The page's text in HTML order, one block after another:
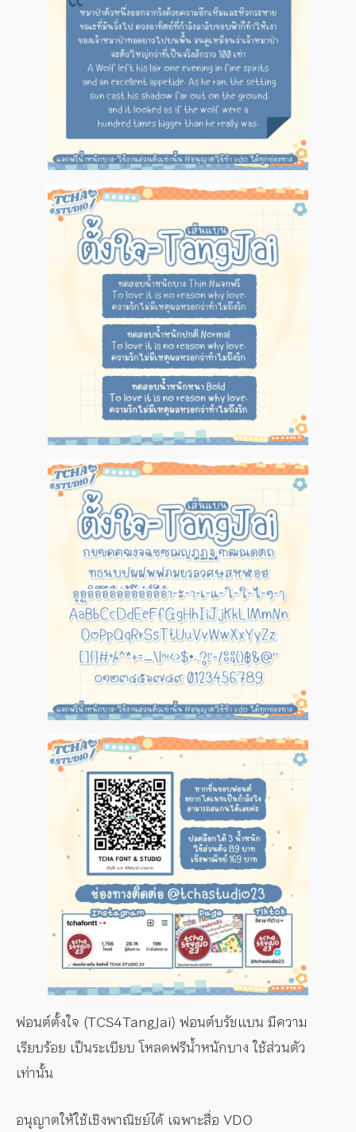
ฟอนต์ตั้งใจ (TCS4TangJai) ฟอนต์บรัชแบน มีความ
เรียบร้อย เป็นระเบียบ โหลดฟรีน้ำหนักบาง ใช้ส่วนตัว
เท่านั้น
อนุญาตให้ใช้เชิงพาณิชย์ได้ เฉพาะสื่อ VDO